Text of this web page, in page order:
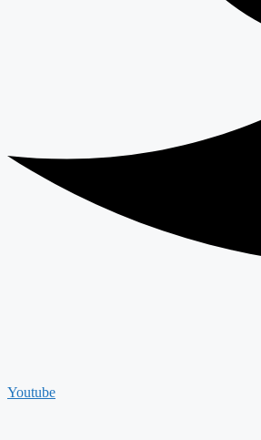
Youtube